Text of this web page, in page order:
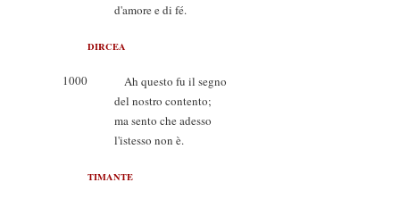
d'amore e di fé.
DIRCEA
1000
Ah questo fu il segno
del nostro contento;
ma sento che adesso
l'istesso non è.
TIMANTE